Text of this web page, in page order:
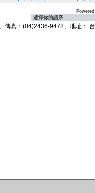
傳真：(04)2436-9478、地址：